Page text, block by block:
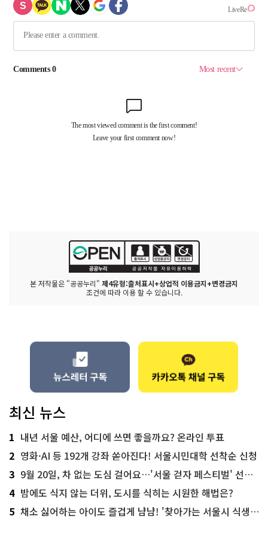
본 저작물은 "공공누리" 제4유형:출처표시+상업적 이용금지+변경금지
조건에 따라 이용 할 수 있습니다.
최신 뉴스
1 내년 서울 예산, 어디에 쓰면 좋을까요? 온라인 투표
2 영화·AI 등 192개 강좌 쏟아진다! 서울시민대학 선착순 신청
3 9월 20일, 차 없는 도심 걸어요…'서울 걷자 페스티벌' 선착순 5천명
4 밤에도 식지 않는 더위, 도시를 식히는 시원한 해법은?
5 채소 싫어하는 아이도 즐겁게 냠냠! '찾아가는 서울시 식생활 교육' 현장